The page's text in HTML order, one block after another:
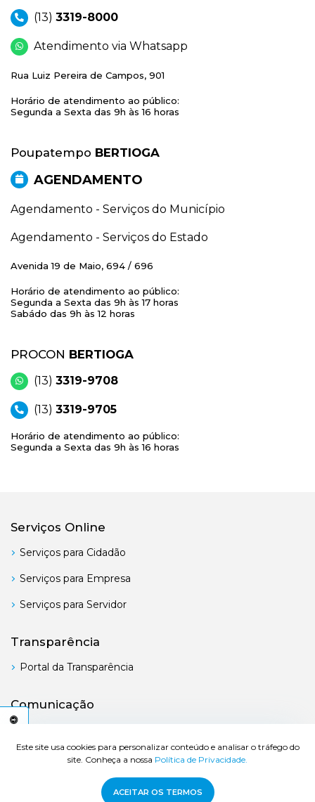
Este site usa cookies para personalizar conteúdo e analisar o tráfego do
site. Conheça a nossa Política de Privacidade.
ACEITAR OS TERMOS
A
(13) 3319-8000
Atendimento via Whatsapp
Rua Luiz Pereira de Campos, 901
Horário de atendimento ao público:
Segunda a Sexta das 9h às 16 horas
Poupatempo BERTIOGA
AGENDAMENTO
Agendamento - Serviços do Município
Agendamento - Serviços do Estado
Avenida 19 de Maio, 694 / 696
Horário de atendimento ao público:
Segunda a Sexta das 9h às 17 horas
Sabádo das 9h às 12 horas
PROCON BERTIOGA
(13) 3319-9708
(13) 3319-9705
Horário de atendimento ao público:
Segunda a Sexta das 9h às 16 horas
Serviços Online
Serviços para Cidadão
Serviços para Empresa
Serviços para Servidor
Transparência
Portal da Transparência
Comunicação
© 2026 Prefeitura de Bertioga - Todos os direitos reservados.